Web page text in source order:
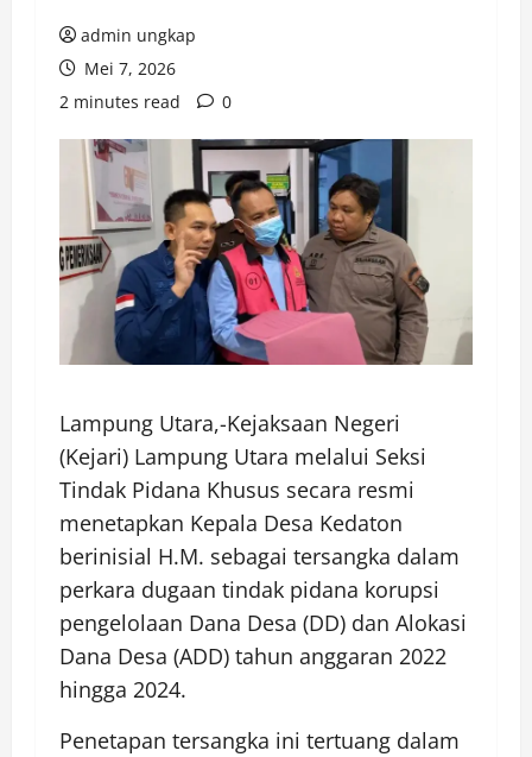
admin ungkap
Mei 7, 2026
2 minutes read
0
Lampung Utara,-Kejaksaan Negeri
(Kejari) Lampung Utara melalui Seksi
Tindak Pidana Khusus secara resmi
menetapkan Kepala Desa Kedaton
berinisial H.M. sebagai tersangka dalam
perkara dugaan tindak pidana korupsi
pengelolaan Dana Desa (DD) dan Alokasi
Dana Desa (ADD) tahun anggaran 2022
hingga 2024.
Penetapan tersangka ini tertuang dalam